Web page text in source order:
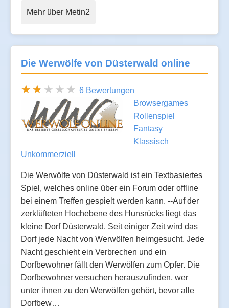
Mehr über Metin2
Die Werwölfe von Düsterwald online
6 Bewertungen
Browsergames
Rollenspiel
Fantasy
Klassisch
Unkommerziell
Die Werwölfe von Düsterwald ist ein Textbasiertes
Spiel, welches online über ein Forum oder offline
bei einem Treffen gespielt werden kann. --Auf der
zerklüfteten Hochebene des Hunsrücks liegt das
kleine Dorf Düsterwald. Seit einiger Zeit wird das
Dorf jede Nacht von Werwölfen heimgesucht. Jede
Nacht geschieht ein Verbrechen und ein
Dorfbewohner fällt den Werwölfen zum Opfer. Die
Dorfbewohner versuchen herauszufinden, wer
unter ihnen zu den Werwölfen gehört, bevor alle
Dorfbew…